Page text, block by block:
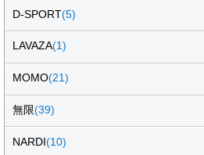
D-SPORT(5)
LAVAZA(1)
MOMO(21)
無限(39)
NARDI(10)